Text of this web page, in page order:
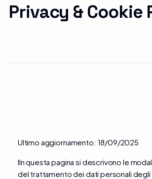
Privacy & Cookie
Ultimo aggiornamento: 18/09/2025
IIn questa pagina si descrivono le
del trattamento dei dati personali degli